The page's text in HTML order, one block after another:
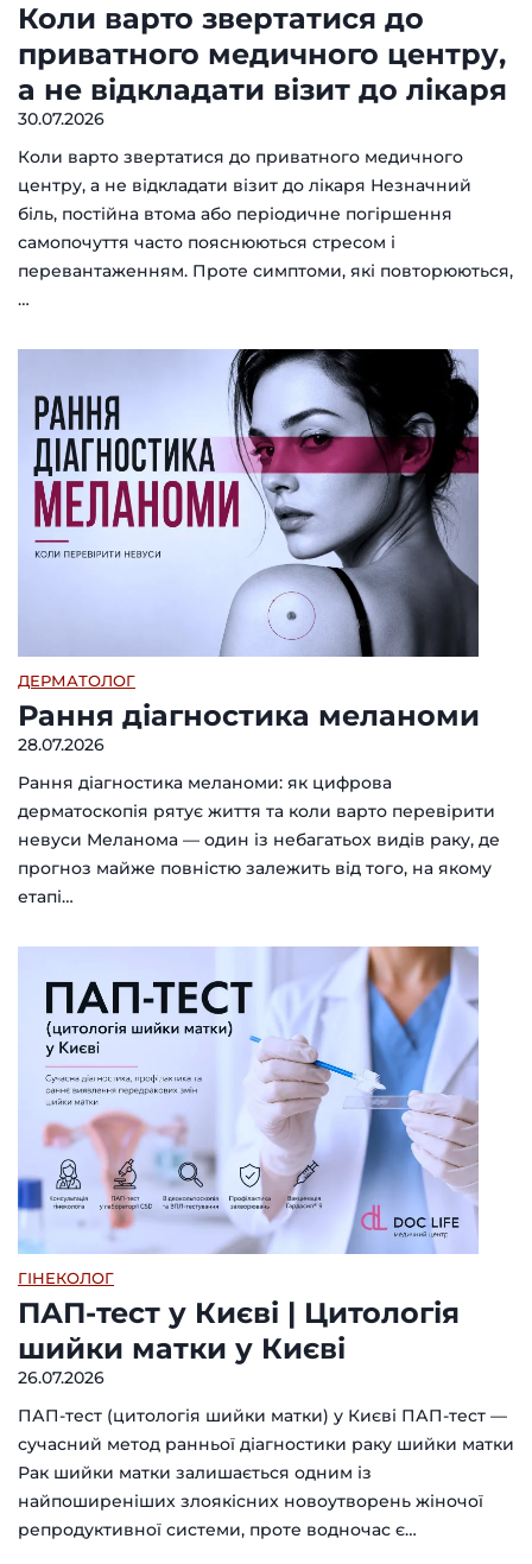
Коли варто звертатися до
приватного медичного центру,
а не відкладати візит до лікаря
30.07.2026
Коли варто звертатися до приватного медичного
центру, а не відкладати візит до лікаря Незначний
біль, постійна втома або періодичне погіршення
самопочуття часто пояснюються стресом і
перевантаженням. Проте симптоми, які повторюються,
…
ДЕРМАТОЛОГ
Рання діагностика меланоми
28.07.2026
Рання діагностика меланоми: як цифрова
дерматоскопія рятує життя та коли варто перевірити
невуси Меланома — один із небагатьох видів раку, де
прогноз майже повністю залежить від того, на якому
етапі…
ГІНЕКОЛОГ
ПАП-тест у Києві | Цитологія
шийки матки у Києві
26.07.2026
ПАП-тест (цитологія шийки матки) у Києві ПАП-тест —
сучасний метод ранньої діагностики раку шийки матки
Рак шийки матки залишається одним із
найпоширеніших злоякісних новоутворень жіночої
репродуктивної системи, проте водночас є…